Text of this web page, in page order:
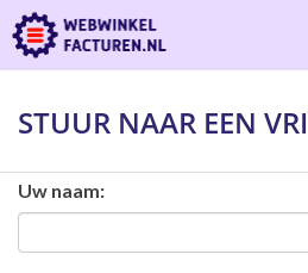
STUUR NAAR EEN
Uw naam: